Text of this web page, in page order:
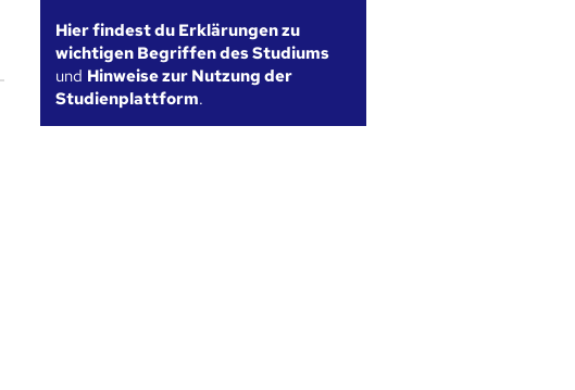
Hier findest du Erklärungen zu
wichtigen Begriffen des Studiums
und Hinweise zur Nutzung der
Studienplattform.